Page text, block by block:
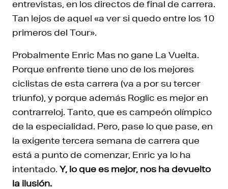
entrevistas, en los directos de final de carrera.
Tan lejos de aquel «a ver si quedo entre los 10
primeros del Tour».
Probalmente Enric Mas no gane La Vuelta.
Porque enfrente tiene uno de los mejores
ciclistas de esta carrera (va a por su tercer
triunfo), y porque además Roglic es mejor en
contrarreloj. Tanto, que es campeón olímpico
de la especialidad. Pero, pase lo que pase, en
la exigente tercera semana de carrera que
está a punto de comenzar, Enric ya lo ha
intentado. Y, lo que es mejor, nos ha devuelto
la ilusión.